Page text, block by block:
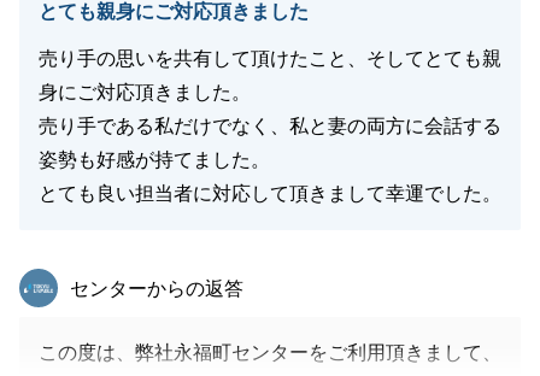
とても親身にご対応頂きました
売り手の思いを共有して頂けたこと、そしてとても親
身にご対応頂きました。
売り手である私だけでなく、私と妻の両方に会話する
姿勢も好感が持てました。
とても良い担当者に対応して頂きまして幸運でした。
東急リバブル
センターからの返答
この度は、弊社永福町センターをご利用頂きまして、